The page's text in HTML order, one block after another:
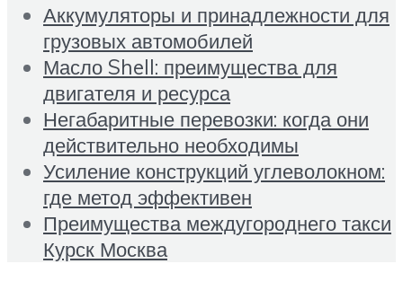
Аккумуляторы и принадлежности для
грузовых автомобилей
Масло Shell: преимущества для
двигателя и ресурса
Негабаритные перевозки: когда они
действительно необходимы
Усиление конструкций углеволокном:
где метод эффективен
Преимущества междугороднего такси
Курск Москва